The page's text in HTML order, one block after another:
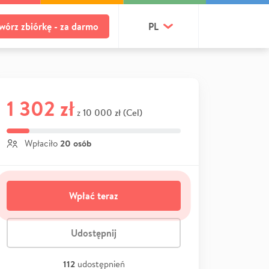
zbiórkę - za darmo PL
1 302 zł z 10 000 zł (Cel)
Wpłaciło 20 osób
Wpłać teraz
Udostępnij
112 udostępnień